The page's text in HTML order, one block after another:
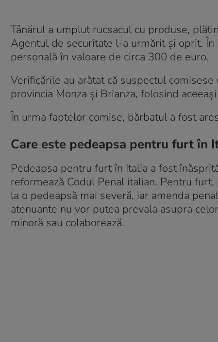
Tânărul a umplut rucsacul cu produse,
Agentul de securitate l-a urmărit și oprit.
personală în valoare de circa 300 de euro.
Verificările au arătat că suspectul
provincia Monza și Brianza, folosind
În urma faptelor comise, bărbatul a fost
Care este pedeapsa pentru furt în
Pedeapsa pentru furt în Italia a fost
reformează Codul Penal italian. Pentru
la o pedeapsă mai severă, iar amenda
atenuante nu vor putea prevala asupra
minoră sau colaborează.